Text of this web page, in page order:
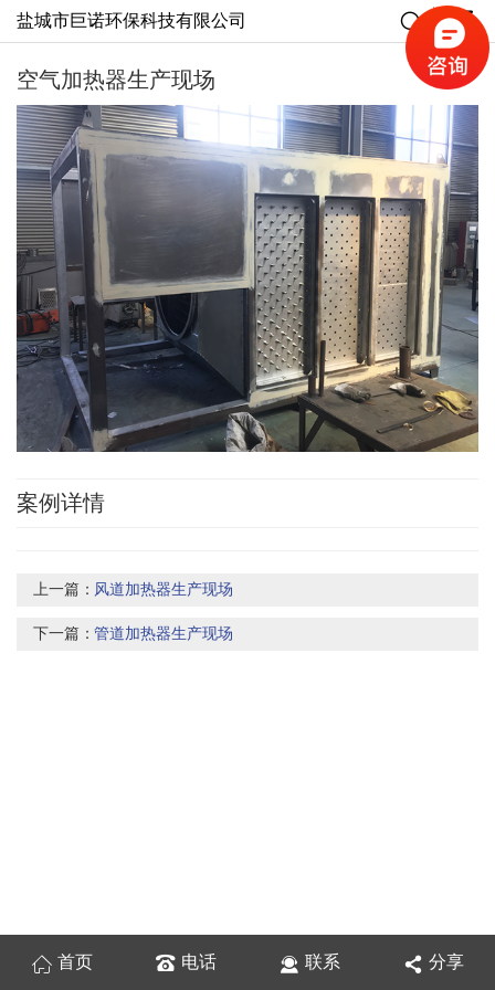
盐城市巨诺环保科技有限公司
空气加热器生产现场
案例详情
上一篇： 风道加热器生产现场
下一篇：管道加热器生产现场
首页 电话 联系 分享